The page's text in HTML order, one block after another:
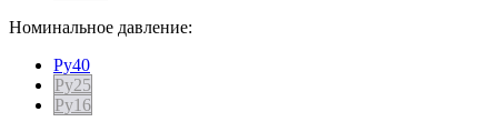
Номинальное давление:
Ру40
Ру25
Ру16